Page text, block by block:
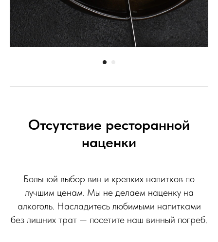
Отсутствие ресторанной
наценки
Большой выбор вин и крепких напитков по
лучшим ценам. Мы не делаем наценку на
алкоголь. Насладитесь любимыми напитками
без лишних трат — посетите наш винный погреб.